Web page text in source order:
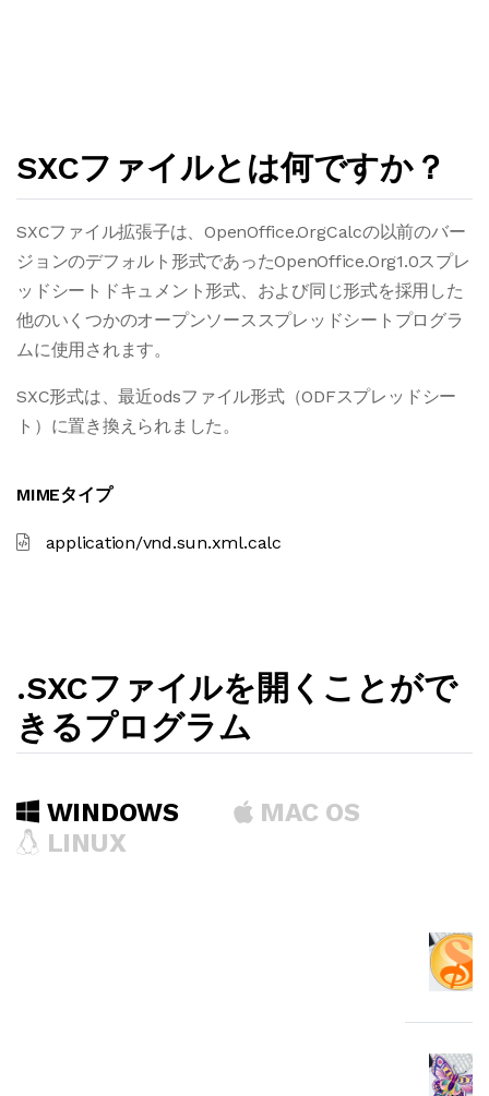
SXCファイルとは何ですか？
SXCファイル拡張子は、OpenOffice.OrgCalcの以前のバー
ジョンのデフォルト形式であったOpenOffice.Org1.0スプレ
ッドシートドキュメント形式、および同じ形式を採用した
他のいくつかのオープンソーススプレッドシートプログラ
ムに使用されます。
SXC形式は、最近odsファイル形式（ODFスプレッドシー
ト）に置き換えられました。
MIMEタイプ
application/vnd.sun.xml.calc
.SXCファイルを開くことがで
きるプログラム
WINDOWS
MAC OS
LINUX